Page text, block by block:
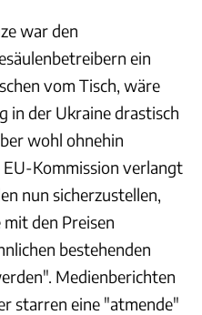
war den
ein
vom Tisch, wäre
in der Ukraine drastisch
wohl ohnehin
Kommission verlangt
nun sicherzustellen,
mit den Preisen
bestehenden
Medienberichten
starren eine "atmende"